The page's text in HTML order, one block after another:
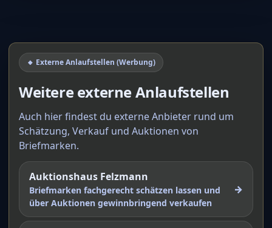
🔸 Externe Anlaufstellen (Werbung)
Weitere externe Anlaufstellen
Auch hier findest du externe Anbieter rund um
Schätzung, Verkauf und Auktionen von
Briefmarken.
Auktionshaus Felzmann
Briefmarken fachgerecht schätzen lassen und
über Auktionen gewinnbringend verkaufen
→